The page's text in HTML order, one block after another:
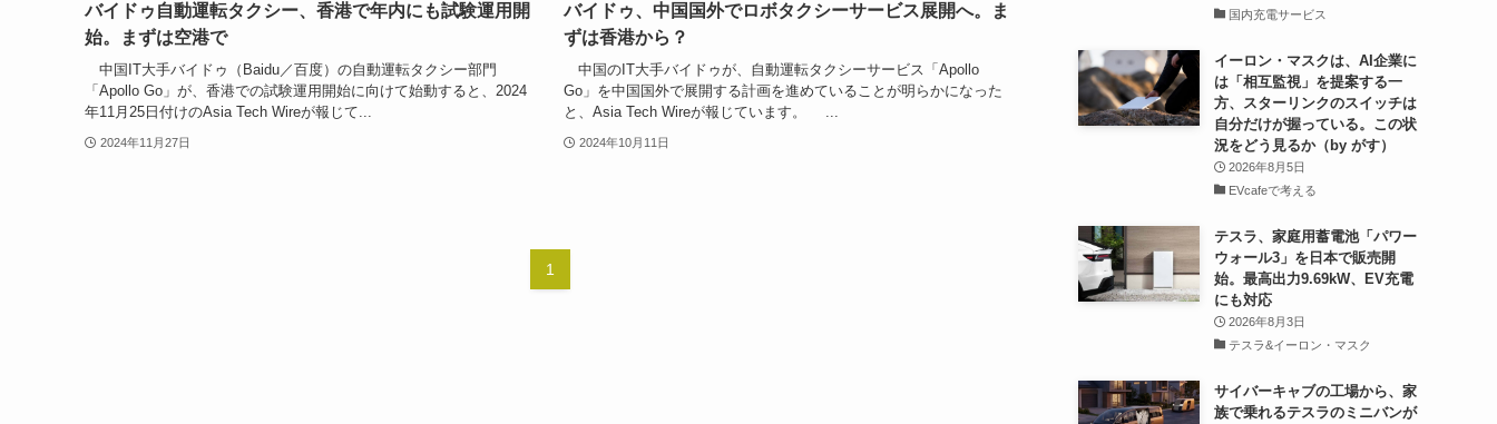
バイドゥ自動運転タクシー、香港で年内にも試験運用開
始。まずは空港で
中国IT大手バイドゥ（Baidu／百度）の自動運転タクシー部門
「Apollo Go」が、香港での試験運用開始に向けて始動すると、2024
年11月25日付けのAsia Tech Wireが報じて...
2024年11月27日
バイドゥ、中国国外でロボタクシーサービス展開へ。ま
ずは香港から？
中国のIT大手バイドゥが、自動運転タクシーサービス「Apollo
Go」を中国国外で展開する計画を進めていることが明らかになった
と、Asia Tech Wireが報じています。 ...
2024年10月11日
1
国内充電サービス
イーロン・マスクは、AI企業に
は「相互監視」を提案する一
方、スターリンクのスイッチは
自分だけが握っている。この状
況をどう見るか（by がす）
2026年8月5日
EVcafeで考える
テスラ、家庭用蓄電池「パワー
ウォール3」を日本で販売開
始。最高出力9.69kW、EV充電
にも対応
2026年8月3日
テスラ&イーロン・マスク
サイバーキャブの工場から、家
族で乗れるテスラのミニバンが